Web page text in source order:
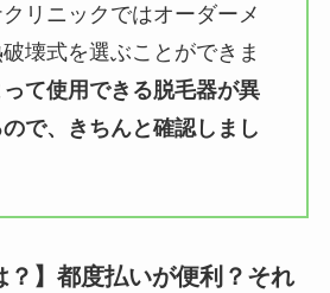
リニックではオーダーメ
壊式を選ぶことができま
て使用できる脱毛器が異
で、きちんと確認しまし
】都度払いが便利？それ